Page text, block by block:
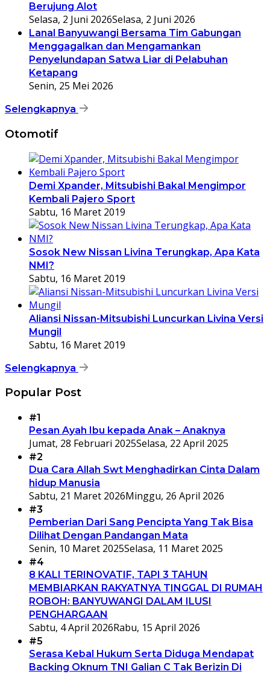
Berujung Alot
Selasa, 2 Juni 2026Selasa, 2 Juni 2026
Lanal Banyuwangi Bersama Tim Gabungan
Menggagalkan dan Mengamankan
Penyelundapan Satwa Liar di Pelabuhan
Ketapang
Senin, 25 Mei 2026
Selengkapnya
Otomotif
Demi Xpander, Mitsubishi Bakal Mengimpor
Kembali Pajero Sport
Sabtu, 16 Maret 2019
Sosok New Nissan Livina Terungkap, Apa Kata
NMI?
Sabtu, 16 Maret 2019
Aliansi Nissan-Mitsubishi Luncurkan Livina Versi
Mungil
Sabtu, 16 Maret 2019
Selengkapnya
Popular Post
#1
Pesan Ayah Ibu kepada Anak – Anaknya
Jumat, 28 Februari 2025Selasa, 22 April 2025
#2
Dua Cara Allah Swt Menghadirkan Cinta Dalam
hidup Manusia
Sabtu, 21 Maret 2026Minggu, 26 April 2026
#3
Pemberian Dari Sang Pencipta Yang Tak Bisa
Dilihat Dengan Pandangan Mata
Senin, 10 Maret 2025Selasa, 11 Maret 2025
#4
8 KALI TERINOVATIF, TAPI 3 TAHUN
MEMBIARKAN RAKYATNYA TINGGAL DI RUMAH
ROBOH: BANYUWANGI DALAM ILUSI
PENGHARGAAN
Sabtu, 4 April 2026Rabu, 15 April 2026
#5
Serasa Kebal Hukum Serta Diduga Mendapat
Backing Oknum TNI Galian C Tak Berizin Di